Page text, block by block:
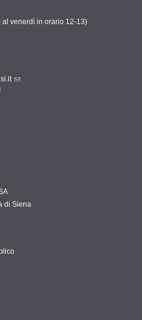
venerdì in orario 12-13)
di Siena